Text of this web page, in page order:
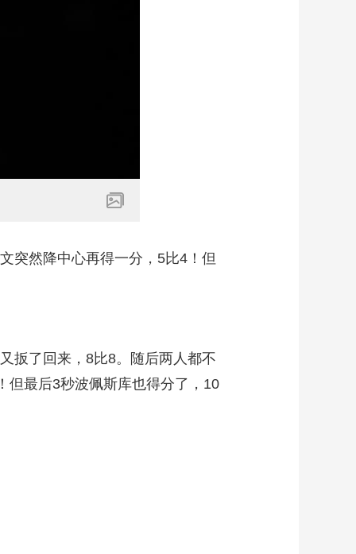
然降中心再得一分，5比4！但
了回来，8比8。随后两人都不
但最后3秒波佩斯库也得分了，10